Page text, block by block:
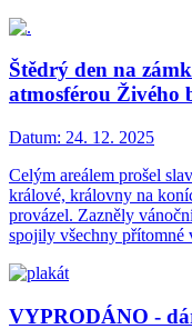
Štědrý den na
atmosférou Živého
Datum: 24. 12. 2025
Celým areálem prošel
králové, královny na
provázel. Zazněly
spojily všechny přítomné
VYPRODÁNO -